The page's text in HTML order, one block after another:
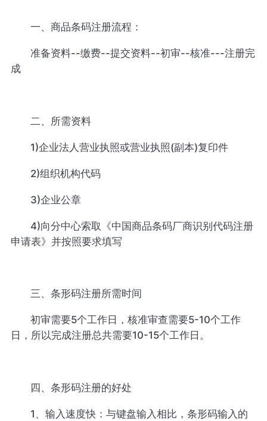
一、商品条码注册流程：
准备资料--缴费--提交资料--初审--核准---注册完
成
二、所需资料
1)企业法人营业执照或营业执照(副本)复印件
2)组织机构代码
3)企业公章
4)向分中心索取《中国商品条码厂商识别代码注册
申请表》并按照要求填写
三、条形码注册所需时间
初审需要5个工作日，核准审查需要5-10个工作
日，所以完成注册总共需要10-15个工作日。
四、条形码注册的好处
1、输入速度快：与键盘输入相比，条形码输入的